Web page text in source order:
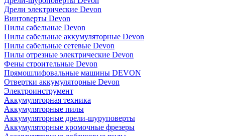
Дрели электрические Devon
Винтоверты Devon
Пилы сабельные Devon
Пилы сабельные аккумуляторные Devon
Пилы сабельные сетевые Devon
Пилы отрезные электрические Devon
Фены строительные Devon
Прямошлифовальные машины DEVON
Отвертки аккумуляторные Devon
Электроинструмент
Аккумуляторная техника
Аккумуляторные пилы
Аккумуляторные дрели-шуруповерты
Аккумуляторные кромочные фрезеры